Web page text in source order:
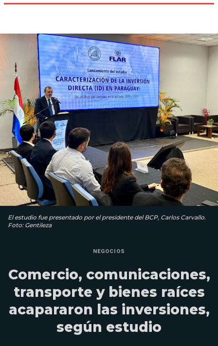
El estudio fue presentado por el presidente del BCP, Carlos Carvallo.
Foto: Gentileza
NEGOCIOS
Comercio, comunicaciones,
transporte y bienes raíces
acapararon las inversiones,
según estudio